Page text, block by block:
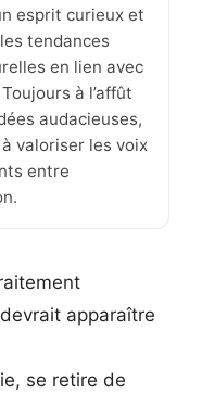
esprit curieux et
tendances
en lien avec
à l’affût
audacieuses,
valoriser les voix
entre
apparaître
se retire de